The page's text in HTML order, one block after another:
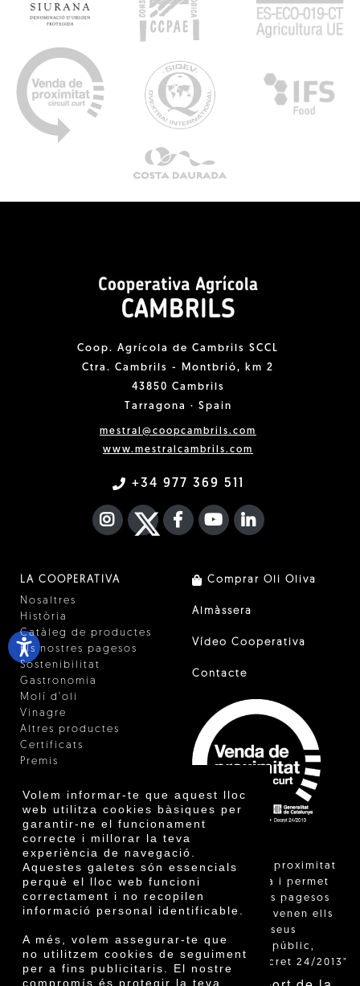
Volem informar-te que aquest lloc
web utilitza cookies bàsiques per
garantir-ne el funcionament
correcte i millorar la teva
experiència de navegació.
Aquestes galetes són essencials
perquè el lloc web funcioni
correctament i no recopilen
informació personal identificable.
A més, volem assegurar-te que
no utilitzem cookies de seguiment
per a fins publicitaris. El nostre
compromís és protegir la teva
Coop. Agrícola de Cambrils SCCL
Ctra. Cambrils - Montbrió, km 2
43850 Cambrils
Tarragona · Spain
mestral@coopcambrils.com
www.mestralcambrils.com
+34 977 369 511
INSTAGRAM
TWITTER
FACEBOOK F
YOUTUBEFA LINKEDIN
LA COOPERATIVA
Nosaltres
Història
Catàleg de productes
Els nostres pagesos
Sostenibilitat
Gastronomia
Molí d'oli
Vinagre
Altres productes
Certificats
Premis
Comprar Oli Oliva
Almàssera
Vídeo Cooperativa
Contacte
"La venda de proximitat
està regulada i permet
identificar els pagesos
catalans que venen ells
mateixos els seus
productes al públic,
segons el Decret 24/2013"